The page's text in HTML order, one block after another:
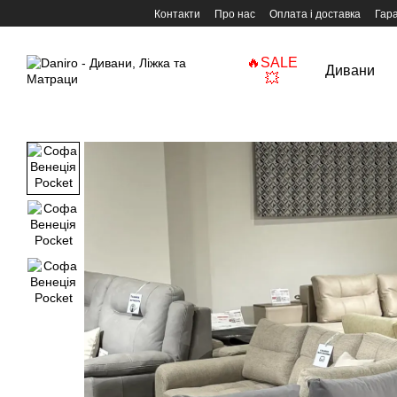
Перейти до основного контенту
Контакти Про нас Оплата і доставка
🔥SALE
💥
Дивани